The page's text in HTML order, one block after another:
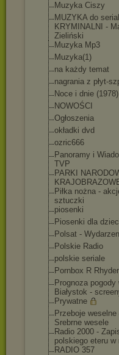
Muzyka Ciszy
MUZYKA do
KRYMINALNI -
Zieliński
Muzyka Mp3
Muzyka(1)
na każdy temat
nagrania z płyt-
Noce i dnie (1978)
NOWOŚCI
Ogłoszenia
okładki dvd
ozric666
Panoramy i
TVP
PARKI
Piłka nożna -
sztuczki
piosenki
Piosenki dla
Polsat -
Polskie Radio
polskie seriale
Pornbox R Rhyder
Prognoza
Białystok -
Prywatne
Przeboje weselne
Srebrne wesele
Radio 2000 -
polskiego eteru w
RADIO 357